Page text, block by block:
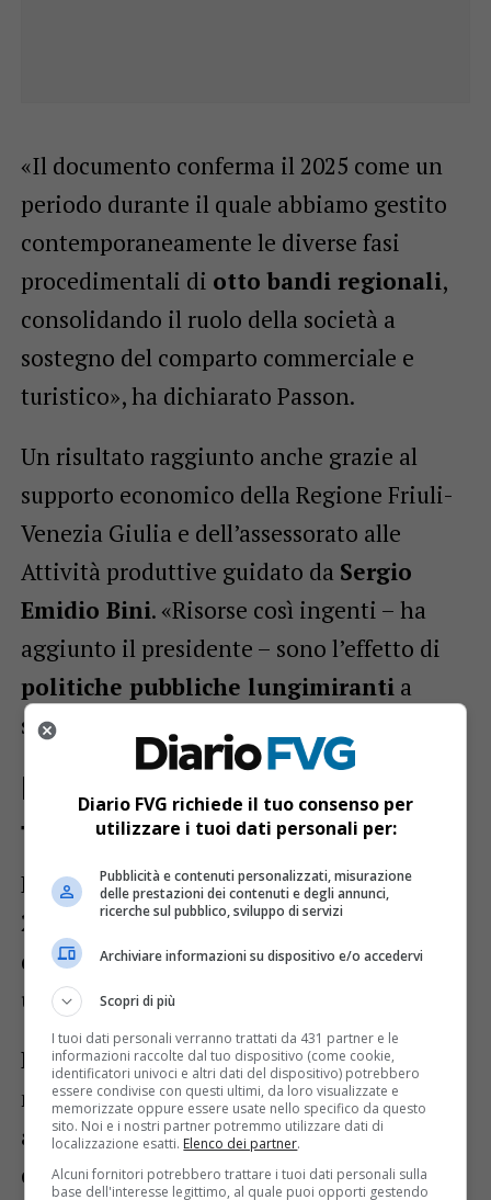
«Il documento conferma il 2025 come un
periodo durante il quale abbiamo gestito
contemporaneamente le diverse fasi
procedimentali di otto bandi regionali,
consolidando il ruolo della società a
sostegno del comparto commerciale e
turistico», ha dichiarato Passon.
Un risultato raggiunto anche grazie al
supporto economico della Regione Friuli-
Venezia Giulia e dell’assessorato alle
Attività produttive guidato da Sergio
Emidio Bini. «Risorse così ingenti – ha
aggiunto il presidente – sono l’effetto di
politiche pubbliche lungimirantia
supporto del Terziario».
Bilancio in utile e autonomi
finanziaria
Dal punto di vista economico, il bilancio
2025 del Catt Fvg si chiude con un
della produzione pari a 702.173 euro
unutile netto di 2.666 euro
La società ha inoltre sottolineato di aver
mantenuto una gestione prudente e
autonoma, senza ricorrere a strumenti di
credito bancario. «La gestione oculata ha
Diario FVG richiede il tuo consenso per
utilizzare i tuoi dati personali per:
Pubblicità e contenuti personalizzati, misurazione
delle prestazioni dei contenuti e degli annunci,
ricerche sul pubblico, sviluppo di servizi
Archiviare informazioni su dispositivo e/o accedervi
Scopri di più
I tuoi dati personali verranno trattati da 431 partner e le
informazioni raccolte dal tuo dispositivo (come cookie,
identificatori univoci e altri dati del dispositivo) potrebbero
essere condivise con questi ultimi, da loro visualizzate e
memorizzate oppure essere usate nello specifico da questo
sito. Noi e i nostri partner potremmo utilizzare dati di
localizzazione esatti. Elenco dei partner.
Alcuni fornitori potrebbero trattare i tuoi dati personali sulla
base dell'interesse legittimo, al quale puoi opporti gestendo